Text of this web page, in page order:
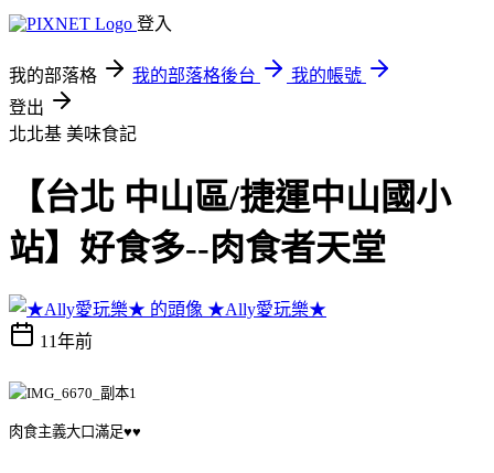
登入
我的部落格 我的部落格後台
我的帳號
登出
北北基 美味食記
【台北 中山區/捷運中山國小
站】好食多--肉食者天堂
★Ally愛玩樂★
11年前
肉食主義大口滿足♥♥